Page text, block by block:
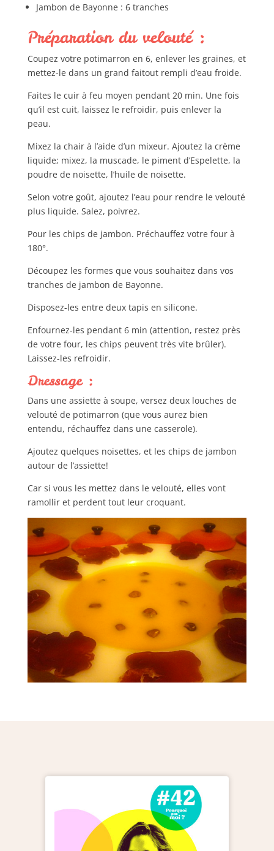
Jambon de Bayonne : 6 tranches
Préparation du velouté :
Coupez votre potimarron en 6, enlever les graines, et
mettez-le dans un grand faitout rempli d’eau froide.
Faites le cuir à feu moyen pendant 20 min. Une fois
qu’il est cuit, laissez le refroidir, puis enlever la
peau.
Mixez la chair à l’aide d’un mixeur. Ajoutez la crème
liquide; mixez, la muscade, le piment d’Espelette, la
poudre de noisette, l’huile de noisette.
Selon votre goût, ajoutez l’eau pour rendre le velouté
plus liquide. Salez, poivrez.
Pour les chips de jambon. Préchauffez votre four à
180°.
Découpez les formes que vous souhaitez dans vos
tranches de jambon de Bayonne.
Disposez-les entre deux tapis en silicone.
Enfournez-les pendant 6 min (attention, restez près
de votre four, les chips peuvent très vite brûler).
Laissez-les refroidir.
Dressage :
Dans une assiette à soupe, versez deux louches de
velouté de potimarron (que vous aurez bien
entendu, réchauffez dans une casserole).
Ajoutez quelques noisettes, et les chips de jambon
autour de l’assiette!
Car si vous les mettez dans le velouté, elles vont
ramollir et perdent tout leur croquant.